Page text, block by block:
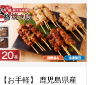
【お手軽】 鹿児島県産